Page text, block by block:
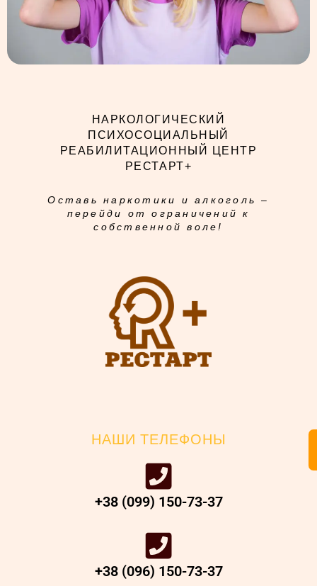
НАРКОЛОГИЧЕСКИЙ
ПСИХОСОЦИАЛЬНЫЙ
РЕАБИЛИТАЦИОННЫЙ ЦЕНТР
РЕСТАРТ+
Оставь наркотики и алкоголь –
перейди от ограничений к
собственной воле!
НАШИ ТЕЛЕФОНЫ
+38 (099) 150-73-37
+38 (096) 150-73-37